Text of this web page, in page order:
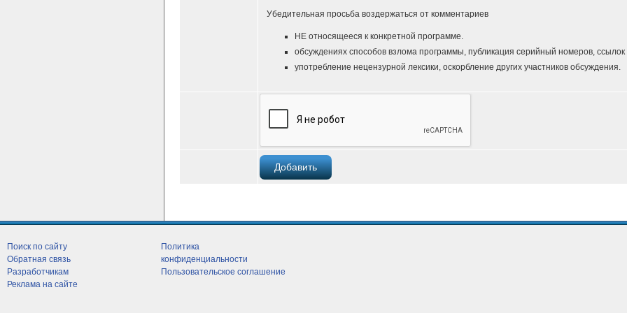
Убедительная просьба воздержаться от комментариев
НЕ относящееся к конкретной программе.
обсуждениях способов взлома программы, публикация серийный номеров, ссылок
употребление нецензурной лексики, оскорбление других участников обсуждения.
Поиск по сайту
Обратная связь
Разработчикам
Реклама на сайте
Политика
конфиденциальности
Пользовательское соглашение